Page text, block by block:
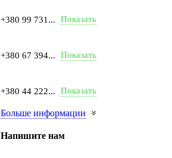
+380 99 731... Показать
+380 67 394... Показать
+380 44 222... Показать
Больше информации
Напишите нам